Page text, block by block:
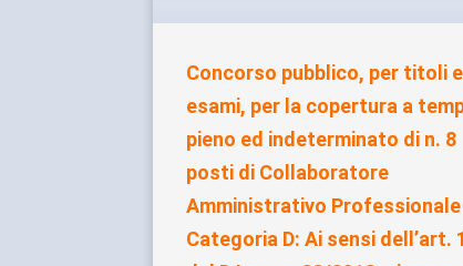
Concorso pubblico, per titoli
esami, per la copertura a
pieno ed indeterminato di n. 8
posti di Collaboratore
Amministrativo Professionale
Categoria D: Ai sensi dell’art.